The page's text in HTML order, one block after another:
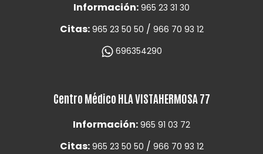
Información: 965 23 31 30
Citas: 965 23 50 50 / 966 70 93 12
696354290
Centro Médico HLA VISTAHERMOSA 77
Información: 965 91 03 72
Citas: 965 23 50 50 / 966 70 93 12